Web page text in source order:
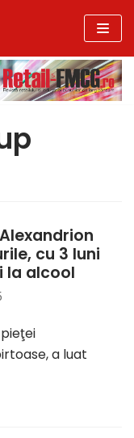
cu 3 luni
la alcool
a luat